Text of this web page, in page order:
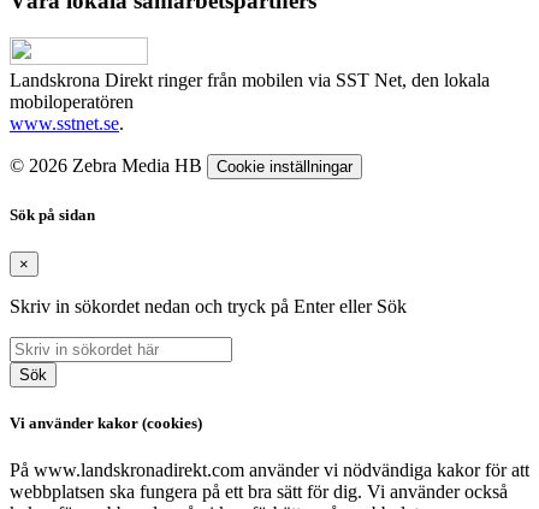
Landskrona Direkt ringer från mobilen via SST Net, den lokala
mobiloperatören
www.sstnet.se.
© 2026 Zebra Media HB Cookie inställningar
Sök på sidan
×
Skriv in sökordet nedan och tryck på Enter eller Sök
Sök
Vi använder kakor (cookies)
På www.landskronadirekt.com använder vi nödvändiga kakor för att
webbplatsen ska fungera på ett bra sätt för dig. Vi använder också